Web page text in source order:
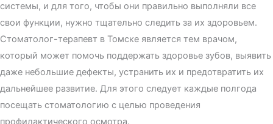
системы, и для того, чтобы они правильно выполняли все
свои функции, нужно тщательно следить за их здоровьем.
Стоматолог-терапевт в Томске является тем врачом,
который может помочь поддержать здоровье зубов, выявить
даже небольшие дефекты, устранить их и предотвратить их
дальнейшее развитие. Для этого следует каждые полгода
посещать стоматологию с целью проведения
профилактического осмотра.